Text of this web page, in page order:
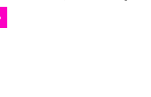
szélességében. Közművek: